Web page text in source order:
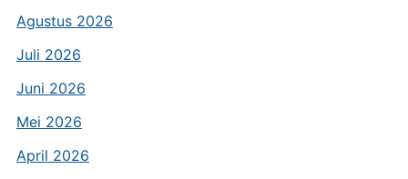
Agustus 2026
Juli 2026
Juni 2026
Mei 2026
April 2026